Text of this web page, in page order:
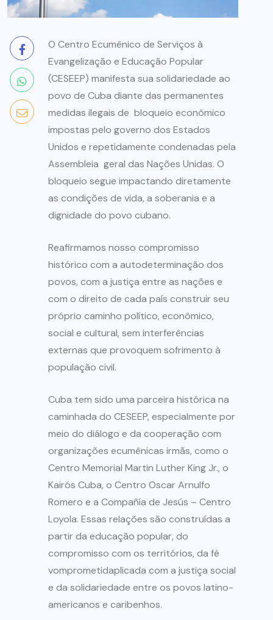
O Centro Ecumênico de Serviços à
Evangelização e Educação Popular
(CESEEP) manifesta sua solidariedade ao
povo de Cuba diante das permanentes
medidas ilegais de bloqueio econômico
impostas pelo governo dos Estados
Unidos e repetidamente condenadas pela
Assembleia geral das Nações Unidas. O
bloqueio segue impactando diretamente
as condições de vida, a soberania e a
dignidade do povo cubano.
Reafirmamos nosso compromisso
histórico com a autodeterminação dos
povos, com a justiça entre as nações e
com o direito de cada país construir seu
próprio caminho político, econômico,
social e cultural, sem interferências
externas que provoquem sofrimento à
população civil.
Cuba tem sido uma parceira histórica na
caminhada do CESEEP, especialmente por
meio do diálogo e da cooperação com
organizações ecumênicas irmãs, como o
Centro Memorial Martin Luther King Jr., o
Kairós Cuba, o Centro Oscar Arnulfo
Romero e a Compañía de Jesús – Centro
Loyola. Essas relações são construídas a
partir da educação popular, do
compromisso com os territórios, da fé
vomprometidaplicada com a justiça social
e da solidariedade entre os povos latino-
americanos e caribenhos.